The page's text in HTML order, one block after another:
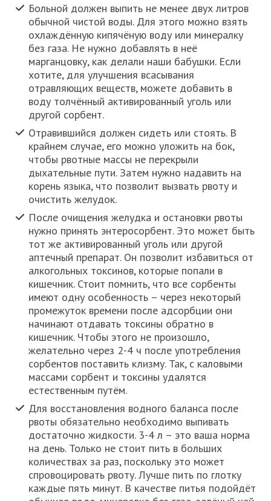
Больной должен выпить не менее двух литров
обычной чистой воды. Для этого можно взять
охлаждённую кипячёную воду или минералку
без газа. Не нужно добавлять в неё
марганцовку, как делали наши бабушки. Если
хотите, для улучшения всасывания
отравляющих веществ, можете добавить в
воду толчённый активированный уголь или
другой сорбент.
Отравившийся должен сидеть или стоять. В
крайнем случае, его можно уложить на бок,
чтобы рвотные массы не перекрыли
дыхательные пути. Затем нужно надавить на
корень языка, что позволит вызвать рвоту и
очистить желудок.
После очищения желудка и остановки рвоты
нужно принять энтеросорбент. Это может быть
тот же активированный уголь или другой
аптечный препарат. Он позволит избавиться от
алкогольных токсинов, которые попали в
кишечник. Стоит помнить, что все сорбенты
имеют одну особенность – через некоторый
промежуток времени после адсорбции они
начинают отдавать токсины обратно в
кишечник. Чтобы этого не произошло,
желательно через 2-4 ч после употребления
сорбентов поставить клизму. Так, с каловыми
массами сорбент и токсины удалятся
естественным путём.
Для восстановления водного баланса после
рвоты обязательно необходимо выпивать
достаточно жидкости. 3-4 л – это ваша норма
на день. Только не стоит пить в больших
количествах за раз, поскольку это может
спровоцировать рвоту. Лучше пить по глотку
каждые пять минут. В качестве питья подойдёт